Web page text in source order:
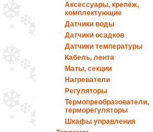
Аксессуары, крепёж,
комплектующие
Датчики воды
Датчики осадков
Датчики температуры
Кабель, лента
Маты, секции
Нагреватели
Регуляторы
Термопреобразователи,
терморегуляторы
Шкафы управления